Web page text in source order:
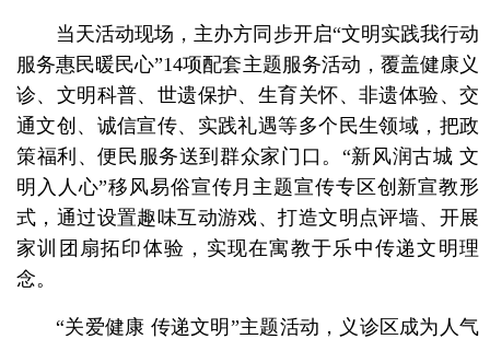
当天活动现场，主办方同步开启“文明实践我行动
服务惠民暖民心”14项配套主题服务活动，覆盖健康义
诊、文明科普、世遗保护、生育关怀、非遗体验、交
通文创、诚信宣传、实践礼遇等多个民生领域，把政
策福利、便民服务送到群众家门口。“新风润古城 文
明入人心”移风易俗宣传月主题宣传专区创新宣教形
式，通过设置趣味互动游戏、打造文明点评墙、开展
家训团扇拓印体验，实现在寓教于乐中传递文明理
念。
“关爱健康 传递文明”主题活动，义诊区成为人气